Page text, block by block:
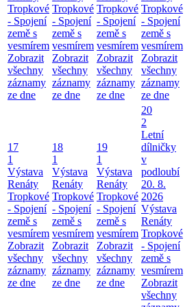
Tropkové
- Spojení
země s
vesmírem
Zobrazit
všechny
záznamy
ze dne
Tropkové
- Spojení
země s
vesmírem
Zobrazit
všechny
záznamy
ze dne
Tropkové
- Spojení
země s
vesmírem
Zobrazit
všechny
záznamy
ze dne
Tropkové
- Spojení
země s
vesmírem
Zobrazit
všechny
záznamy
ze dne
17
1
Výstava
Renáty
Tropkové
- Spojení
země s
vesmírem
Zobrazit
všechny
záznamy
ze dne
18
1
Výstava
Renáty
Tropkové
- Spojení
země s
vesmírem
Zobrazit
všechny
záznamy
ze dne
19
1
Výstava
Renáty
Tropkové
- Spojení
země s
vesmírem
Zobrazit
všechny
záznamy
ze dne
20
2
Letní
dílničky
v
podloubí
20. 8.
2026
Výstava
Renáty
Tropkové
- Spojení
země s
vesmírem
Zobrazit
všechny